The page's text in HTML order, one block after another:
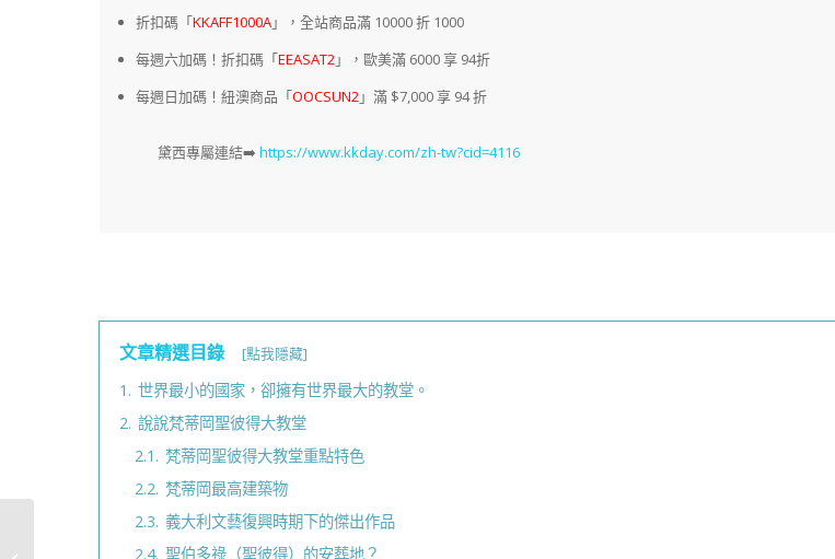
折扣碼「KKAFF1000A」，全站商品滿 10000 折 1000
每週六加碼！折扣碼「EEASAT2」，歐美滿 6000 享 94折
每週日加碼！紐澳商品「OOCSUN2」滿 $7,000 享 94 折
黛西專屬連結➡️ https://www.kkday.com/zh-tw?cid=4116
文章精選目錄 [點我隱藏]
1. 世界最小的國家，卻擁有世界最大的教堂。
2. 說說梵蒂岡聖彼得大教堂
2.1. 梵蒂岡聖彼得大教堂重點特色
2.2. 梵蒂岡最高建築物
2.3. 義大利文藝復興時期下的傑出作品
2.4. 聖伯多祿（聖彼得）的安葬地？
喜餅推薦《金格KÖNIG